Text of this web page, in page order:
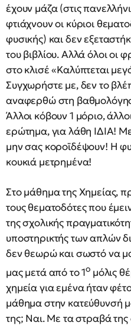
έχουν μάζα (στις
φτιάχνουν οι κύριοι
φυσικής) και δεν
του βιβλίου. Αλλά όλοι οι
στο κλισέ «Καλύπτεται
Συγχωρήστε με, δεν το
αναφερθώ στη
Άλλοι κόβουν 1 μόριο,
ερώτημα, για λάθη ΙΔΙΑ!
μην σας κοροϊδέψουν! Η
κουκιά μετρημένα!
Στο μάθημα της Χημείας,
τους θεματοδότες που
της σχολικής
υποστηρικτής των απλών
δεν θεωρώ και σωστό να
μας μετά από το 1ο μόλις
χημεία για εμένα ήταν
μάθημα στην κατεύθυνσή
της; Ναι. Με τα στραβά της